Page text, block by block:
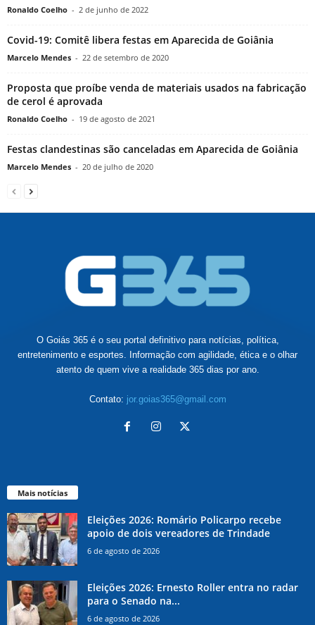
Ronaldo Coelho - 2 de junho de 2022
Covid-19: Comitê libera festas em Aparecida de Goiânia
Marcelo Mendes - 22 de setembro de 2020
Proposta que proíbe venda de materiais usados na fabricação
de cerol é aprovada
Ronaldo Coelho - 19 de agosto de 2021
Festas clandestinas são canceladas em Aparecida de Goiânia
Marcelo Mendes - 20 de julho de 2020
O Goiás 365 é o seu portal definitivo para notícias, política,
entretenimento e esportes. Informação com agilidade, ética e o olhar
atento de quem vive a realidade 365 dias por ano.
Contato: jor.goias365@gmail.com
Mais notícias
Eleições 2026: Romário Policarpo recebe
apoio de dois vereadores de Trindade
6 de agosto de 2026
Eleições 2026: Ernesto Roller entra no radar
para o Senado na...
6 de agosto de 2026